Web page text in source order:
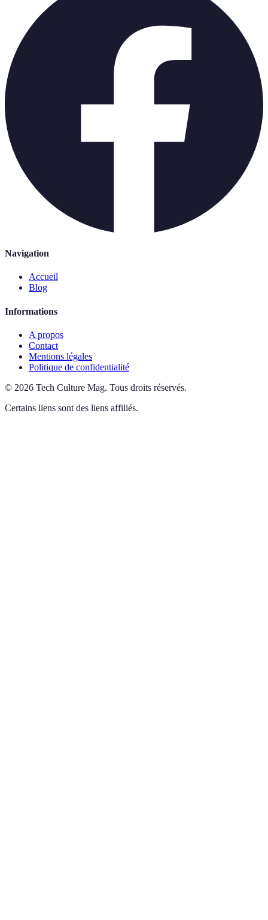
Navigation
Accueil
Blog
Informations
A propos
Contact
Mentions légales
Politique de confidentialité
© 2026 Tech Culture Mag. Tous droits réservés.
Certains liens sont des liens affiliés.